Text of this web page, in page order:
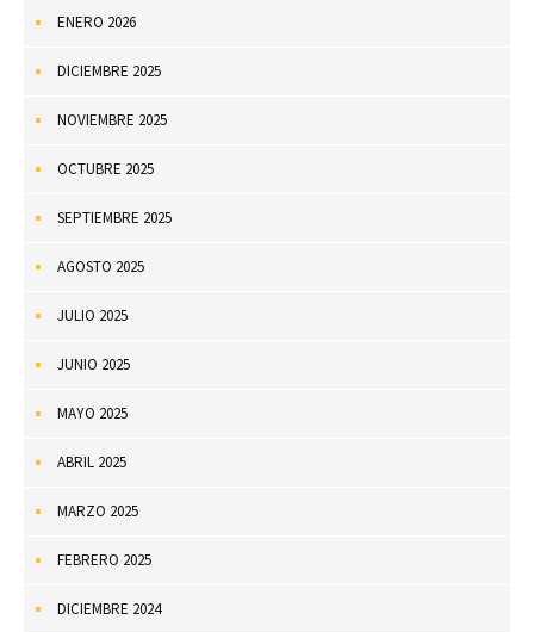
ENERO 2026
DICIEMBRE 2025
NOVIEMBRE 2025
OCTUBRE 2025
SEPTIEMBRE 2025
AGOSTO 2025
JULIO 2025
JUNIO 2025
MAYO 2025
ABRIL 2025
MARZO 2025
FEBRERO 2025
DICIEMBRE 2024